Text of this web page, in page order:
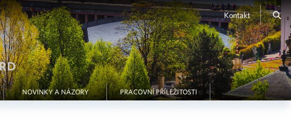
Kontakt
NOVINKY A NÁZORY PRACOVNÍ PŘÍLEŽITOSTI